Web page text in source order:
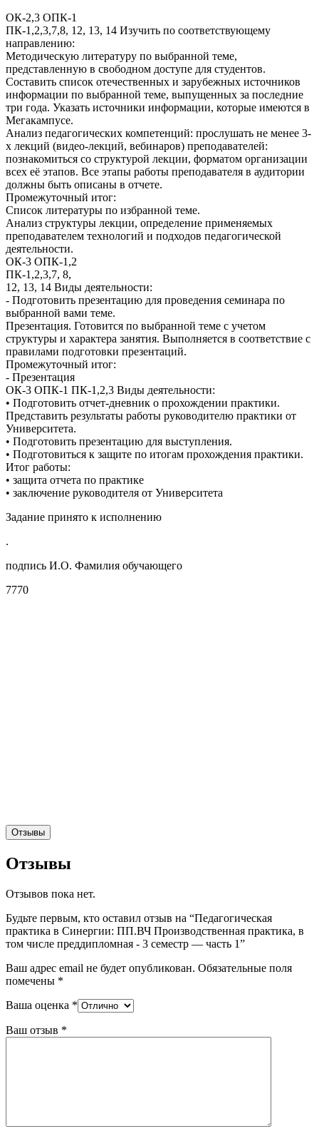
ОК-2,3 ОПК-1
ПК-1,2,3,7,8, 12, 13, 14 Изучить по соответствующему
направлению:
Методическую литературу по выбранной теме,
представленную в свободном доступе для студентов.
Составить список отечественных и зарубежных источников
информации по выбранной теме, выпущенных за последние
три года. Указать источники информации, которые имеются в
Мегакампусе.
Анализ педагогических компетенций: прослушать не менее 3-
х лекций (видео-лекций, вебинаров) преподавателей:
познакомиться со структурой лекции, форматом организации
всех её этапов. Все этапы работы преподавателя в аудитории
должны быть описаны в отчете.
Промежуточный итог:
Список литературы по избранной теме.
Анализ структуры лекции, определение применяемых
преподавателем технологий и подходов педагогической
деятельности.
ОК-3 ОПК-1,2
ПК-1,2,3,7, 8,
12, 13, 14 Виды деятельности:
- Подготовить презентацию для проведения семинара по
выбранной вами теме.
Презентация. Готовится по выбранной теме с учетом
структуры и характера занятия. Выполняется в соответствие с
правилами подготовки презентаций.
Промежуточный итог:
- Презентация
ОК-3 ОПК-1 ПК-1,2,3 Виды деятельности:
• Подготовить отчет-дневник о прохождении практики.
Представить результаты работы руководителю практики от
Университета.
• Подготовить презентацию для выступления.
• Подготовиться к защите по итогам прохождения практики.
Итог работы:
• защита отчета по практике
• заключение руководителя от Университета
Задание принято к исполнению
.
подпись И.О. Фамилия обучающего
7770
Отзывы
Отзывы
Отзывов пока нет.
Будьте первым, кто оставил отзыв на “Педагогическая
практика в Синергии: ПП.ВЧ Производственная практика, в
том числе преддипломная - 3 семестр — часть 1”
Ваш адрес email не будет опубликован. Обязательные поля
помечены *
Ваша оценка *
Ваш отзыв *